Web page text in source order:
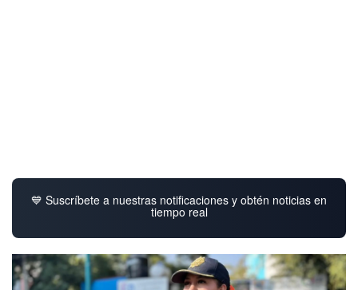
💙 Suscríbete a nuestras notificaciones y obtén noticias en
tiempo real